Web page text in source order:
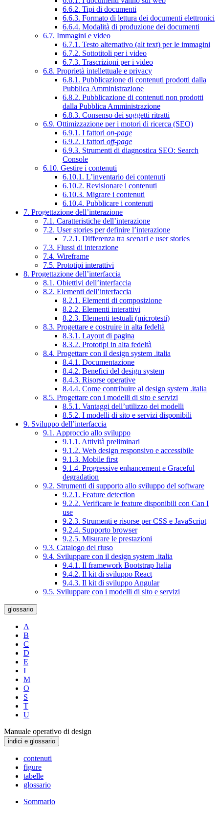
6.6.2. Tipi di documenti
6.6.3. Formato di lettura dei documenti elettronici
6.6.4. Modalità di produzione dei documenti
6.7. Immagini e video
6.7.1. Testo alternativo (alt text) per le immagini
6.7.2. Sottotitoli per i video
6.7.3. Trascrizioni per i video
6.8. Proprietà intellettuale e privacy
6.8.1. Pubblicazione di contenuti prodotti dalla
Pubblica Amministrazione
6.8.2. Pubblicazione di contenuti non prodotti
dalla Pubblica Amministrazione
6.8.3. Consenso dei soggetti ritratti
6.9. Ottimizzazione per i motori di ricerca (SEO)
6.9.1. I fattori on-page
6.9.2. I fattori off-page
6.9.3. Strumenti di diagnostica SEO: Search
Console
6.10. Gestire i contenuti
6.10.1. L’inventario dei contenuti
6.10.2. Revisionare i contenuti
6.10.3. Migrare i contenuti
6.10.4. Pubblicare i contenuti
7. Progettazione dell’interazione
7.1. Caratteristiche dell’interazione
7.2. User stories per definire l’interazione
7.2.1. Differenza tra scenari e user stories
7.3. Flussi di interazione
7.4. Wireframe
7.5. Prototipi interattivi
8. Progettazione dell’interfaccia
8.1. Obiettivi dell’interfaccia
8.2. Elementi dell’interfaccia
8.2.1. Elementi di composizione
8.2.2. Elementi interattivi
8.2.3. Elementi testuali (microtesti)
8.3. Progettare e costruire in alta fedeltà
8.3.1. Layout di pagina
8.3.2. Prototipi in alta fedeltà
8.4. Progettare con il design system .italia
8.4.1. Documentazione
8.4.2. Benefici del design system
8.4.3. Risorse operative
8.4.4. Come contribuire al design system .italia
8.5. Progettare con i modelli di sito e servizi
8.5.1. Vantaggi dell’utilizzo dei modelli
8.5.2. I modelli di sito e servizi disponibili
9. Sviluppo dell’interfaccia
9.1. Approccio allo sviluppo
9.1.1. Attività preliminari
9.1.2. Web design responsivo e accessibile
9.1.3. Mobile first
9.1.4. Progressive enhancement e Graceful
degradation
9.2. Strumenti di supporto allo sviluppo del software
9.2.1. Feature detection
9.2.2. Verificare le feature disponibili con Can I
use
9.2.3. Strumenti e risorse per CSS e JavaScript
9.2.4. Supporto browser
9.2.5. Misurare le prestazioni
9.3. Catalogo del riuso
9.4. Sviluppare con il design system .italia
9.4.1. Il framework Bootstrap Italia
9.4.2. Il kit di sviluppo React
9.4.3. Il kit di sviluppo Angular
9.5. Sviluppare con i modelli di sito e servizi
glossario
A
B
C
D
E
I
M
O
S
T
U
Manuale operativo di design
indici e glossario
contenuti
figure
tabelle
glossario
Sommario